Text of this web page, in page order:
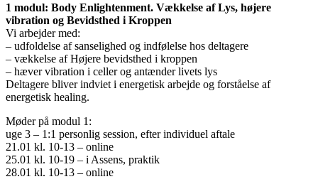
1 modul: Body Enlightenment. Vækkelse af Lys, højere
vibration og Bevidsthed i Kroppen
Vi arbejder med:
– udfoldelse af sanselighed og indfølelse hos deltagere
– vækkelse af Højere bevidsthed i kroppen
– hæver vibration i celler og antænder livets lys
Deltagere bliver indviet i energetisk arbejde og forståelse af
energetisk healing.
Møder på modul 1:
uge 3 – 1:1 personlig session, efter individuel aftale
21.01 kl. 10-13 – online
25.01 kl. 10-19 – i Assens, praktik
28.01 kl. 10-13 – online